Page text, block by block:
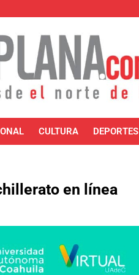
CULTURA DEPORTES
en línea